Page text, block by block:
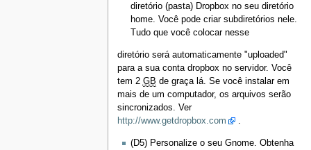
diretório (pasta) Dropbox no seu diretório
home. Você pode criar subdiretórios nele.
Tudo que você colocar nesse
diretório será automaticamente "uploaded"
para a sua conta dropbox no servidor. Você
tem 2 GB de graça lá. Se você instalar em
mais de um computador, os arquivos serão
sincronizados. Ver
http://www.getdropbox.com
.
(D5) Personalize o seu Gnome. Obtenha